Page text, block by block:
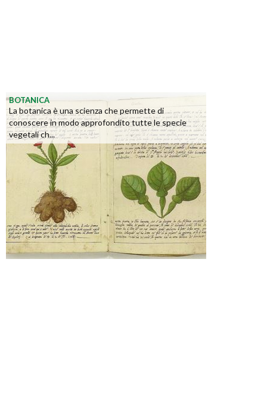
BOTANICA
La botanica è una scienza che permette di
conoscere in modo approfondito tutte le specie
vegetali ch...